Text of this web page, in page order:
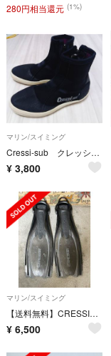
280円相当還元 (1%)
マリン/スイミング
Cressi-sub クレッシーサブ ダイビングブーツ ハイカット 黒 23cm
¥ 3,800
マリン/スイミング
【送料無料】CRESSIダイビングフィン イタリア製 リアクション 使用回数極少
¥ 6,500